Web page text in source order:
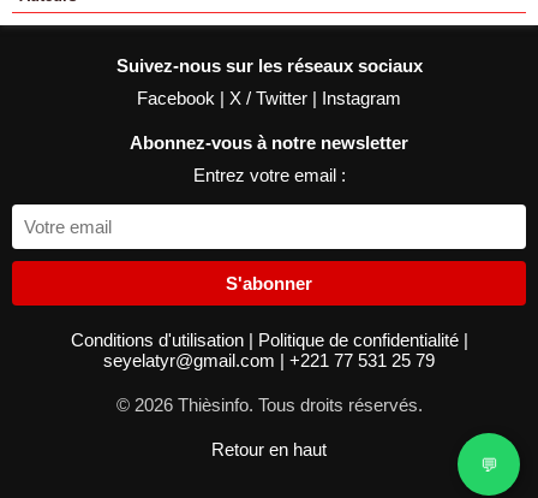
Suivez-nous sur les réseaux sociaux
Facebook | X / Twitter | Instagram
Abonnez-vous à notre newsletter
Entrez votre email :
S'abonner
Conditions d'utilisation | Politique de confidentialité |
seyelatyr@gmail.com | +221 77 531 25 79
© 2026 Thièsinfo. Tous droits réservés.
Retour en haut
💬